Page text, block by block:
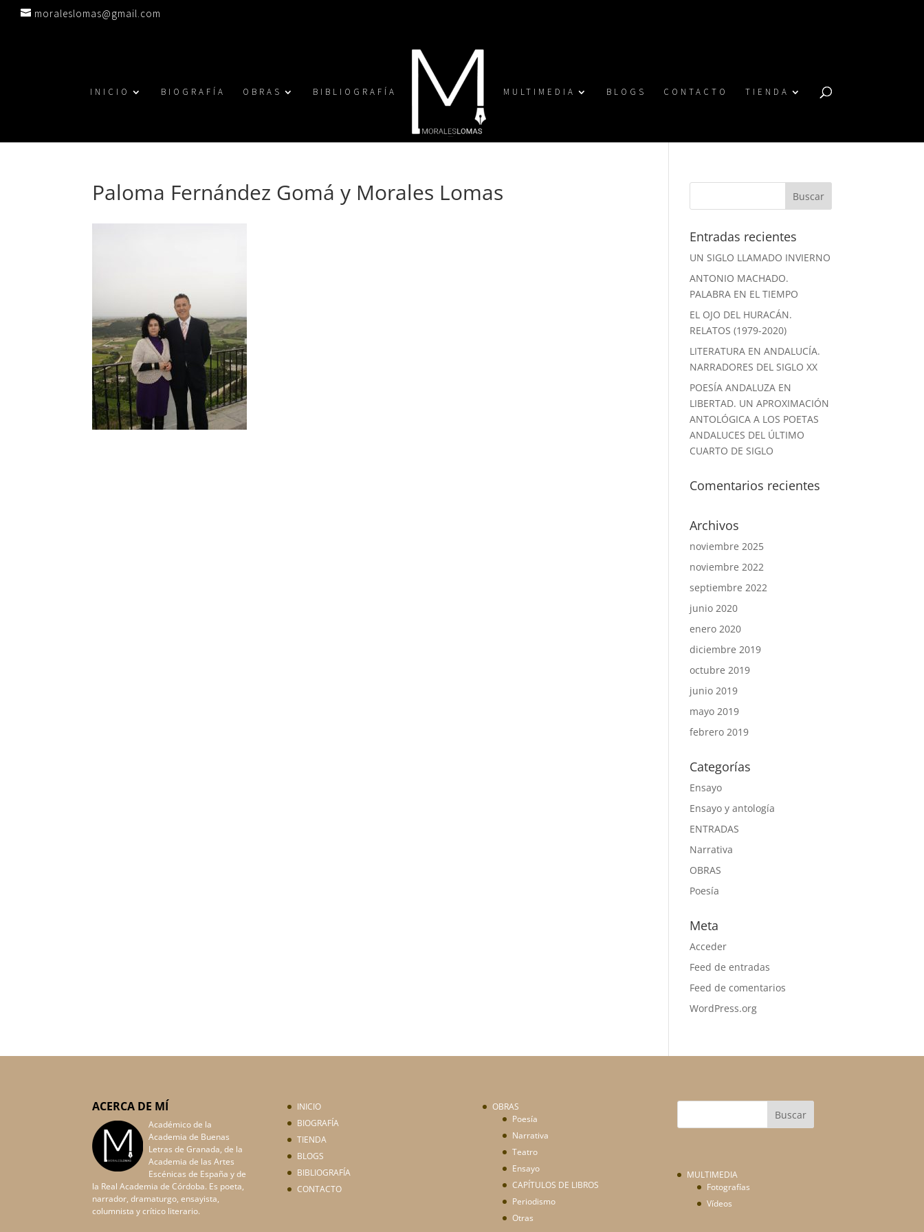
moraleslomas@gmail.com
INICIO BIOGRAFÍA OBRAS BIBLIOGRAFÍA MULTIMEDIA BLOGS CONTACTO TIENDA
Paloma Fernández Gomá y Morales Lomas
Entradas recientes
UN SIGLO LLAMADO INVIERNO
ANTONIO MACHADO.
PALABRA EN EL TIEMPO
EL OJO DEL HURACÁN.
RELATOS (1979-2020)
LITERATURA EN ANDALUCÍA.
NARRADORES DEL SIGLO XX
POESÍA ANDALUZA EN
LIBERTAD. UN APROXIMACIÓN
ANTOLÓGICA A LOS POETAS
ANDALUCES DEL ÚLTIMO
CUARTO DE SIGLO
Comentarios recientes
Archivos
noviembre 2025
noviembre 2022
septiembre 2022
junio 2020
enero 2020
diciembre 2019
octubre 2019
junio 2019
mayo 2019
febrero 2019
Categorías
Ensayo
Ensayo y antología
ENTRADAS
Narrativa
OBRAS
Poesía
Meta
Acceder
Feed de entradas
Feed de comentarios
WordPress.org
ACERCA DE MÍ
Académico de la
Academia de Buenas
Letras de Granada, de la
Academia de las Artes
Escénicas de España y de
la Real Academia de Córdoba. Es poeta,
narrador, dramaturgo, ensayista,
columnista y crítico literario.
INICIO
BIOGRAFÍA
TIENDA
BLOGS
BIBLIOGRAFÍA
CONTACTO
OBRAS
Poesía
Narrativa
Teatro
Ensayo
CAPÍTULOS DE LIBROS
Periodismo
Otras
MULTIMEDIA
Fotografías
Vídeos